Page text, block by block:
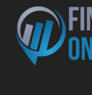
Inhalt
springen